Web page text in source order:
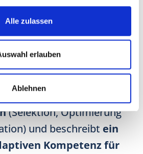
Alle zulassen
erlauben
Ablehnen
SOC-Modellsteht für
and
(Selektion, Optimierung
und beschreibt ein
Kompetenz für